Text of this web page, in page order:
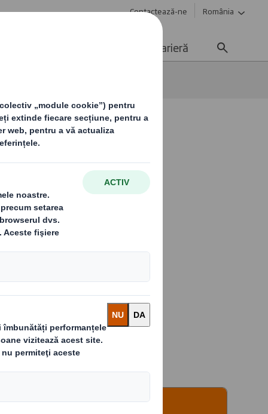
Contactează-ne România
Carieră
oferite de
la Pack
de